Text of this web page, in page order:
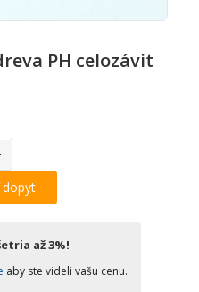
PH celozávit
dopyt
až 3%!
aby ste videli vašu cenu.